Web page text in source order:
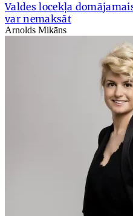
Valdes locekļa
var nemaksāt
Arnolds Mikāns